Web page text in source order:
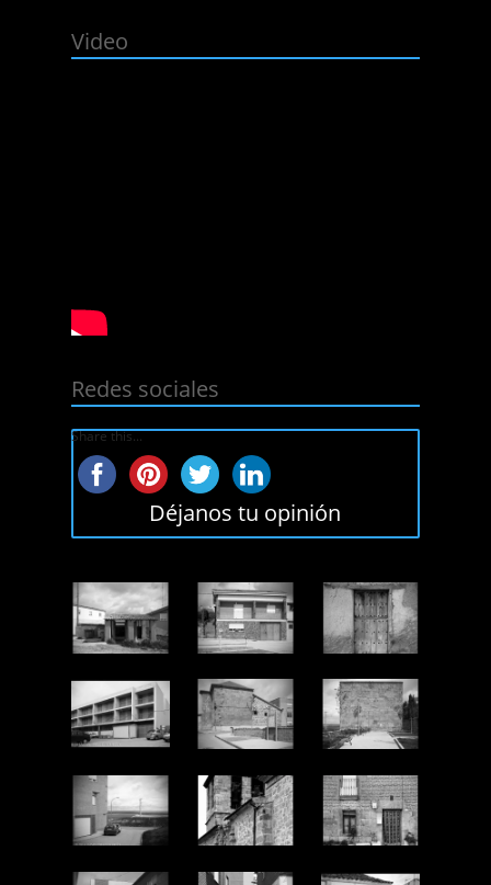
Video
Redes sociales
Share this...
Déjanos tu opinión